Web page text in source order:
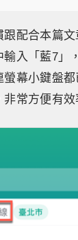
跟配合本篇
入「藍7」
螢幕小鍵盤
常方便有效